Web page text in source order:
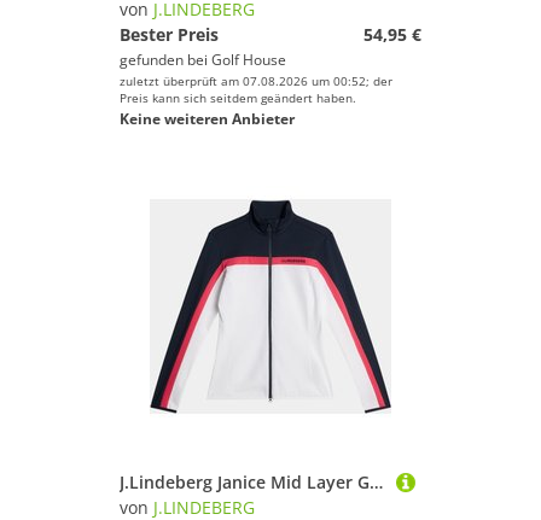
von J.LINDEBERG
Bester Preis
54,95 €
gefunden bei Golf House
zuletzt überprüft am 07.08.2026 um 00:52; der
Preis kann sich seitdem geändert haben.
Keine weiteren Anbieter
J.Lindeberg Janice Mid Layer GH Stretch Jacke weiß
von J.LINDEBERG